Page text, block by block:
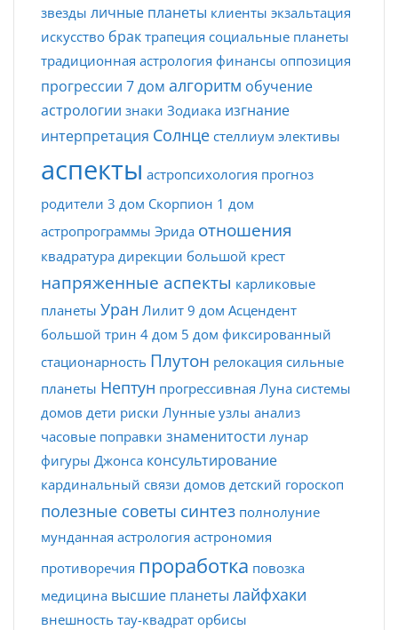
звезды личные планеты клиенты экзальтация
искусство брак трапеция социальные планеты
традиционная астрология финансы оппозиция
прогрессии 7 дом алгоритм обучение
астрологии знаки Зодиака изгнание
интерпретация Солнце стеллиум элективы
аспекты астропсихология прогноз
родители 3 дом Скорпион 1 дом
астропрограммы Эрида отношения
квадратура дирекции большой крест
напряженные аспекты карликовые
планеты Уран Лилит 9 дом Асцендент
большой трин 4 дом 5 дом фиксированный
стационарность Плутон релокация сильные
планеты Нептун прогрессивная Луна системы
домов дети риски Лунные узлы анализ
часовые поправки знаменитости лунар
фигуры Джонса консультирование
кардинальный связи домов детский гороскоп
полезные советы синтез полнолуние
мунданная астрология астрономия
противоречия проработка повозка
медицина высшие планеты лайфхаки
внешность тау-квадрат орбисы